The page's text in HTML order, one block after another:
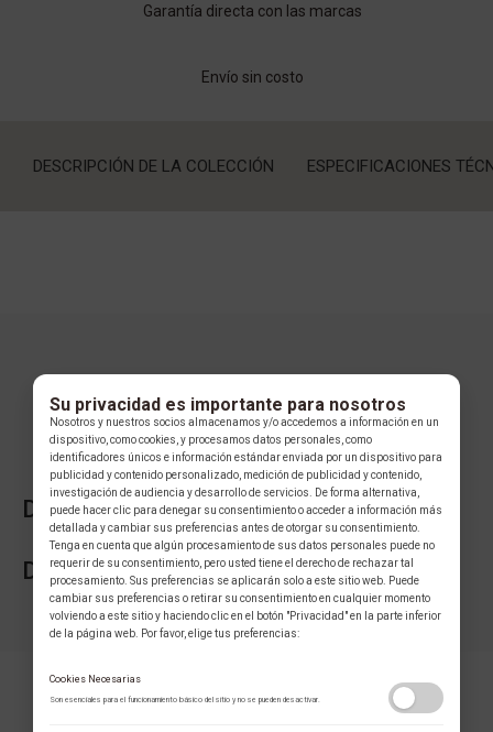
Garantía directa con las marcas
Envío sin costo
DESCRIPCIÓN DE LA COLECCIÓN ESPECIFICACIONES
DESCRIPCIÓN DE LA COLECCIÓN
DESCRIPCIÓN DE LA MARCA
Su privacidad es importante para nosotros
Nosotros y nuestros socios almacenamos y/o accedemos a información en un
dispositivo, como cookies, y procesamos datos personales, como
identificadores únicos e información estándar enviada por un dispositivo para
publicidad y contenido personalizado, medición de publicidad y contenido,
investigación de audiencia y desarrollo de servicios. De forma alternativa,
puede hacer clic para denegar su consentimiento o acceder a información más
detallada y cambiar sus preferencias antes de otorgar su consentimiento.
Tenga en cuenta que algún procesamiento de sus datos personales puede no
requerir de su consentimiento, pero usted tiene el derecho de rechazar tal
procesamiento. Sus preferencias se aplicarán solo a este sitio web. Puede
cambiar sus preferencias o retirar su consentimiento en cualquier momento
volviendo a este sitio y haciendo clic en el botón "Privacidad" en la parte inferior
de la página web. Por favor, elige tus preferencias:
Cookies Necesarias
Son esenciales para el funcionamiento básico del sitio y no se pueden desactivar.